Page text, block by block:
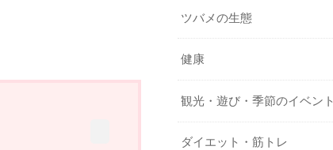
ツバメの生態
健康
観光・遊び・季節のイベント
ダイエット・筋トレ